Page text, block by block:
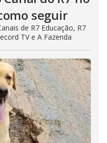
seguir
de R7 Educação, R7
TV e A Fazenda